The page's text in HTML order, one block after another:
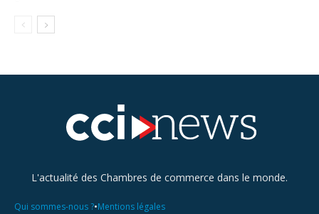
L'actualité des Chambres de commerce dans le monde.
Qui sommes-nous ?•Mentions légales